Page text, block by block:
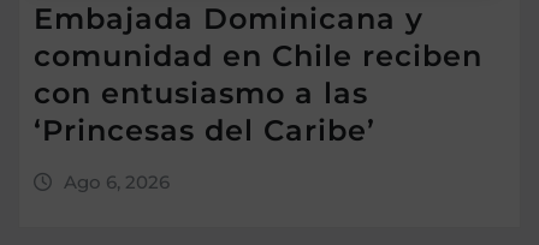
Embajada Dominicana y
comunidad en Chile reciben
con entusiasmo a las
‘Princesas del Caribe’
Ago 6, 2026